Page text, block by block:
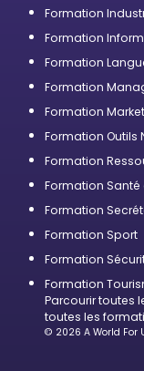
Formation
Formation
Formation
Formation
Formation
Formation Outils
Formation
Formation Santé
Formation
Formation Sport
Formation
Formation
Parcourir toutes
toutes les
© 2026 A World For